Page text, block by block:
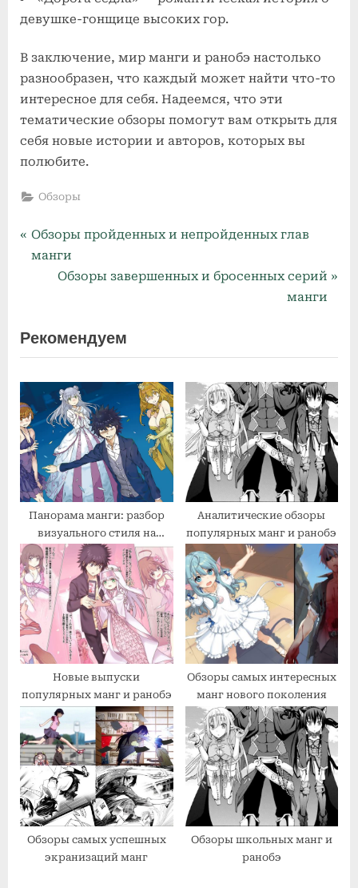
девушке-гонщице высоких гор.
В заключение, мир манги и ранобэ настолько
разнообразен, что каждый может найти что-то
интересное для себя. Надеемся, что эти
тематические обзоры помогут вам открыть для
себя новые истории и авторов, которых вы
полюбите.
Обзоры
Навигация
P
r
o
u
s
o
s
t
:
Обзоры пройденных и непройденных глав
манги
N
t
P
o
s
t
:
Обзоры завершенных и бросенных серий
манги
Рекомендуем
Панорама манги: разбор
визуального стиля на
примере двух шедевров
Аналитические обзоры
популярных манг и ранобэ
Новые выпуски
популярных манг и ранобэ
Обзоры самых интересных
манг нового поколения
Обзоры самых успешных
экранизаций манг
Обзоры школьных манг и
ранобэ